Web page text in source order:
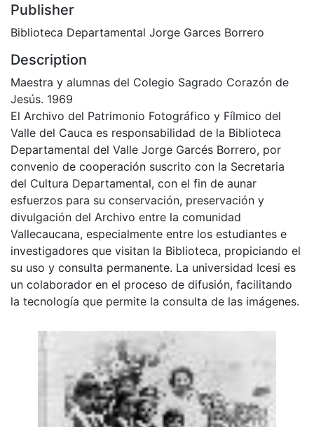
Publisher
Biblioteca Departamental Jorge Garces Borrero
Description
Maestra y alumnas del Colegio Sagrado Corazón de
Jesús. 1969
El Archivo del Patrimonio Fotográfico y Fílmico del
Valle del Cauca es responsabilidad de la Biblioteca
Departamental del Valle Jorge Garcés Borrero, por
convenio de cooperación suscrito con la Secretaria
del Cultura Departamental, con el fin de aunar
esfuerzos para su conservación, preservación y
divulgación del Archivo entre la comunidad
Vallecaucana, especialmente entre los estudiantes e
investigadores que visitan la Biblioteca, propiciando el
su uso y consulta permanente. La universidad Icesi es
un colaborador en el proceso de difusión, facilitando
la tecnología que permite la consulta de las imágenes.